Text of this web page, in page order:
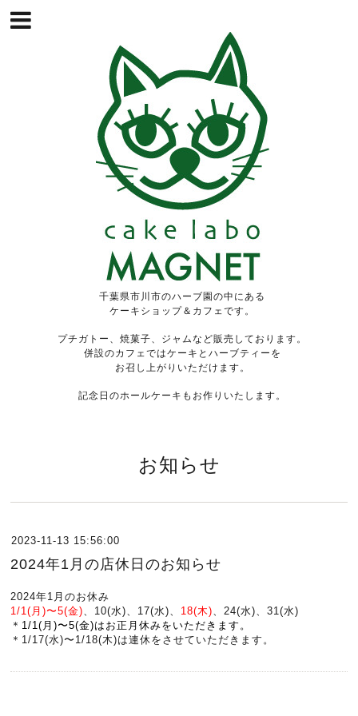
千葉県市川市のハーブ園の中にある
ケーキショップ＆カフェです。
プチガトー、焼菓子、ジャムなど販売しております。
併設のカフェではケーキとハーブティーを
お召し上がりいただけます。
記念日のホールケーキもお作りいたします。
お知らせ
2023-11-13 15:56:00
2024年1月の店休日のお知らせ
2024年1月のお休み
1/1(月)〜5(金)、10(水)、17(水)、 18(木)、24(水)、31(水)
＊ 1/1(月)〜5(金)はお正月休みをいただきます。
＊1/17(水)〜1/18(木)は連休をさせていただきます。